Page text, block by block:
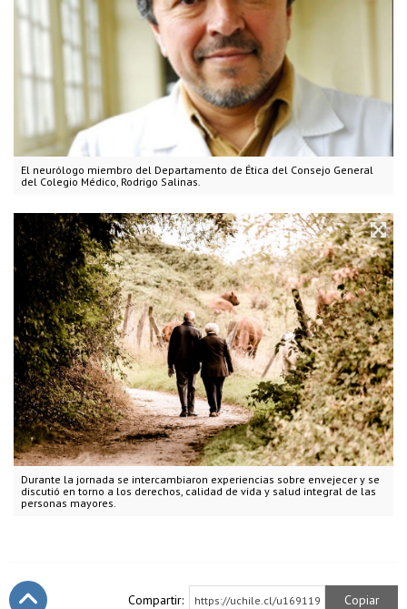
El neurólogo miembro del Departamento de Ética del Consejo General
del Colegio Médico, Rodrigo Salinas.
Durante la jornada se intercambiaron experiencias sobre envejecer y se
discutió en torno a los derechos, calidad de vida y salud integral de las
personas mayores.
Compartir: https://uchile.cl/u169119 Copiar